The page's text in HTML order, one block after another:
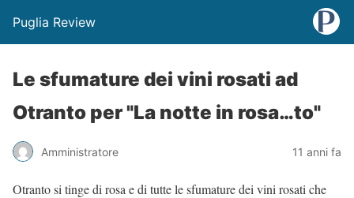
Puglia Review
Le sfumature dei vini rosati ad
Otranto per "La notte in rosa…to"
Amministratore 11 anni fa
Otranto si tinge di rosa e di tutte le sfumature dei vini rosati che